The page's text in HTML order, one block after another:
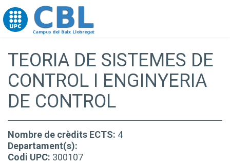
Go to upc.edu
TEORIA DE SISTEMES DE
CONTROL I ENGINYERIA
DE CONTROL
Nombre de crèdits ECTS: 4
Departament(s):
Codi UPC: 300107